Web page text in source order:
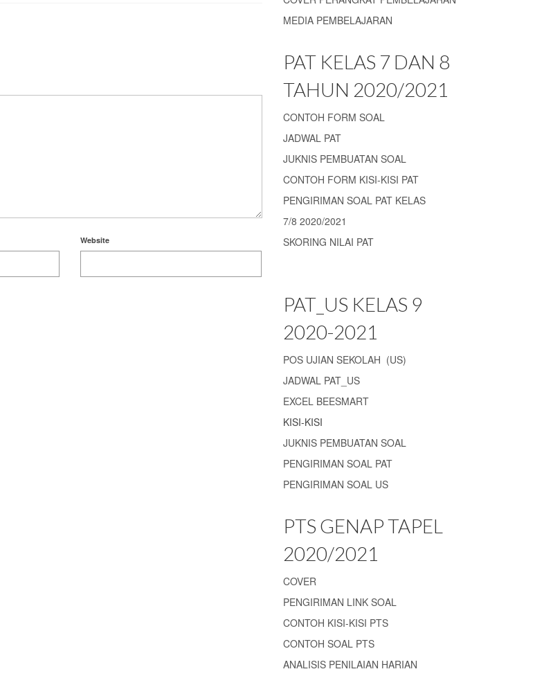
Website
MEDIA PEMBELAJARAN
PAT KELAS 7 DAN 8
TAHUN 2020/2021
CONTOH FORM SOAL
JADWAL PAT
JUKNIS PEMBUATAN SOAL
CONTOH FORM KISI-KISI PAT
PENGIRIMAN SOAL PAT KELAS
7/8 2020/2021
SKORING NILAI PAT
PAT_US KELAS 9
2020-2021
POS UJIAN SEKOLAH (US)
JADWAL PAT_US
EXCEL BEESMART
KISI-KISI
JUKNIS PEMBUATAN SOAL
PENGIRIMAN SOAL PAT
PENGIRIMAN SOAL US
PTS GENAP TAPEL
2020/2021
COVER
PENGIRIMAN LINK SOAL
CONTOH KISI-KISI PTS
CONTOH SOAL PTS
ANALISIS PENILAIAN HARIAN